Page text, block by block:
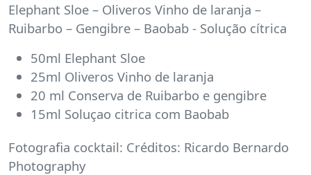
Elephant Sloe – Oliveros Vinho de laranja –
Ruibarbo – Gengibre – Baobab - Solução cítrica
50ml Elephant Sloe
25ml Oliveros Vinho de laranja
20 ml Conserva de Ruibarbo e gengibre
15ml Soluçao citrica com Baobab
Fotografia cocktail: Créditos: Ricardo Bernardo
Photography